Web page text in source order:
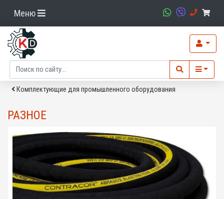
Меню
Комплектующие для промышленного оборудования
РАЗНОЕ